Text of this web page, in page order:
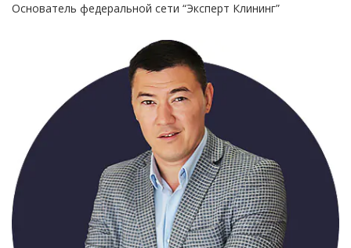
Основатель федеральной сети “Эксперт Клининг”